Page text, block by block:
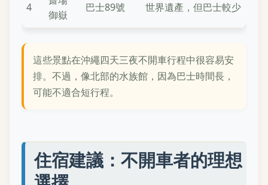
4
御嶽
巴士89號 世界遺產，但巴士較少
這些景點在沖繩四天三夜不開車行程中很容易安
排。不過，像北部的水族館，因為巴士時間長，
可能不適合短行程。
住宿建議：不開車者的理想